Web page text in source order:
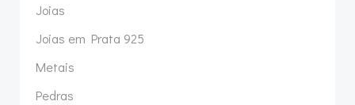
Joias
Joias em Prata 925
Metais
Pedras